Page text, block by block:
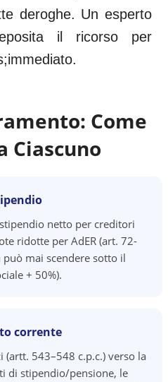
deroghe. Un esperto
il ricorso per
Come
Ciascuno
netto per creditori
ridotte per AdER (art. 72-
mai scendere sotto il
+ 50%).
corrente
(artt. 543–548 c.p.c.) verso la
di stipendio/pensione, le